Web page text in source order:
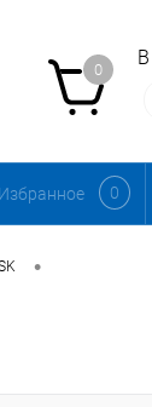
0
Избранное 0
•